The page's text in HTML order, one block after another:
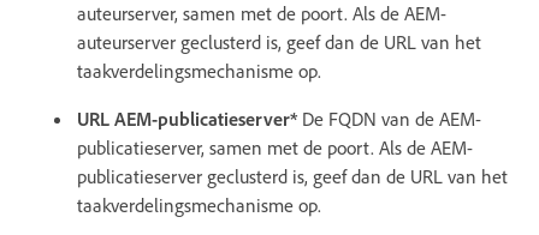
auteurserver, samen met de poort. Als de AEM-
auteurserver geclusterd is, geef dan de URL van het
taakverdelingsmechanisme op.
URL AEM-publicatieserver* De FQDN van de AEM-
publicatieserver, samen met de poort. Als de AEM-
publicatieserver geclusterd is, geef dan de URL van het
taakverdelingsmechanisme op.